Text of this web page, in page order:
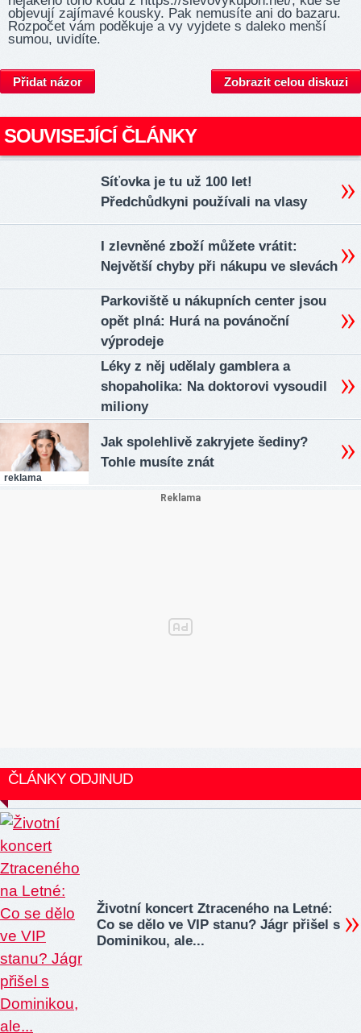
objevují zajímavé kousky. Pak nemusíte ani do bazaru.
Rozpočet vám poděkuje a vy vyjdete s daleko menší
sumou, uvidíte.
Přidat názor Zobrazit celou diskuzi
SOUVISEJÍCÍ ČLÁNKY
Síťovka je tu už 100 let!
Předchůdkyni používali na vlasy
I zlevněné zboží můžete vrátit:
Největší chyby při nákupu ve slevách
Parkoviště u nákupních center jsou
opět plná: Hurá na povánoční
výprodeje
Léky z něj udělaly gamblera a
shopaholika: Na doktorovi vysoudil
miliony
reklama
Jak spolehlivě zakryjete šediny?
Tohle musíte znát
ČLÁNKY ODJINUD
Životní koncert Ztraceného na Letné:
Co se dělo ve VIP stanu? Jágr přišel s
Dominikou, ale...